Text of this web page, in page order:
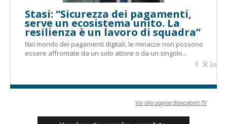
Stasi: “Sicurezza dei pagamenti,
serve un ecosistema unito. La
resilienza è un lavoro di squadra”
Nel mondo dei pagamenti digitali, le minacce non possono
essere affrontate da un solo attore o da un singolo...
Vai alla pagina Bancaforte TV